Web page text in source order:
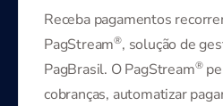
Receba pagamentos
PagStream®, solução de
PagBrasil. O PagStream®
cobranças, automatizar